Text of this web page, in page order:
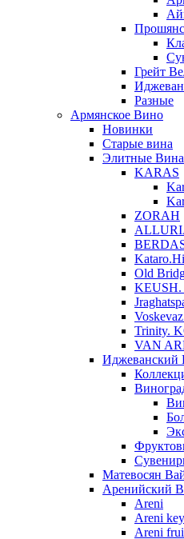
Грейт
Разные
Армянское Вино
Новинки
Старые вина
Элитные Вина
KARAS
ZORAH
Old
KEUSH.
Trinity.
VAN
Иджеванский
Матевосян
Аренийский
Areni
Areni key
Areni